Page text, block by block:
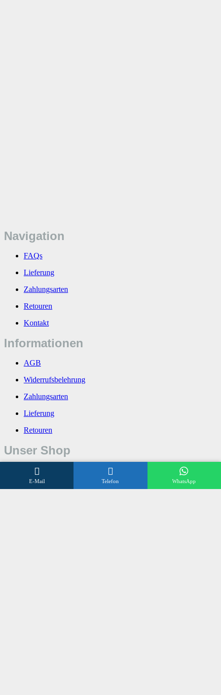
Navigation
FAQs
Lieferung
Zahlungsarten
Retouren
Kontakt
Informationen
AGB
Widerrufsbelehrung
Zahlungsarten
Lieferung
Retouren
Unser Shop
Über uns
E-Mail Telefon WhatsApp